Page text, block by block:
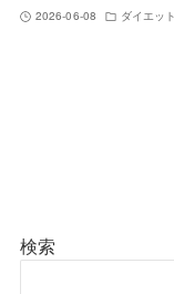
2026-06-08 ダイエット
検索